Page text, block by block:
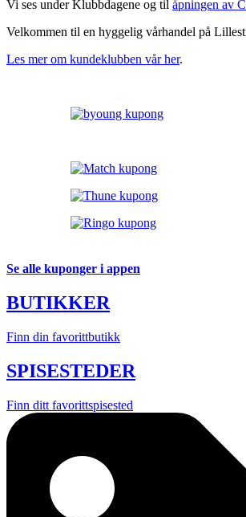
Vi ses under Klubbdagene og til åpningen av
Velkommen til en hyggelig vårhandel på
Les mer om kundeklubben vår her.
Se alle kuponger i appen
BUTIKKER
Finn din favorittbutikk
SPISESTEDER
Finn ditt favorittspisested